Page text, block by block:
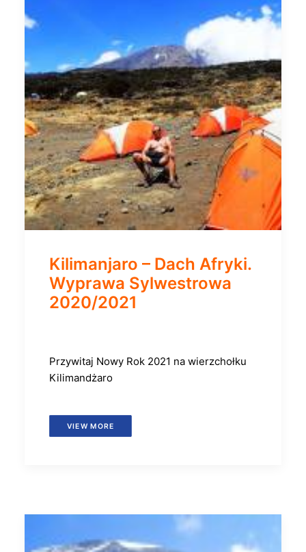
Kilimanjaro – Dach Afryki.
Wyprawa Sylwestrowa
2020/2021
Przywitaj Nowy Rok 2021 na wierzchołku
Kilimandżaro
VIEW MORE